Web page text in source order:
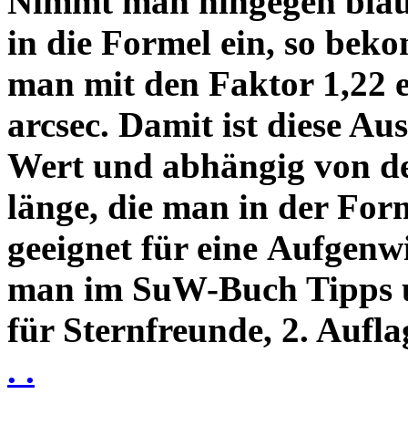
in die Formel ein, so
man mit den Faktor 1,22
arcsec. Damit ist diese
Wert und abhängig von
länge, die man in der
geeignet für eine
man im SuW-Buch Tipps
für Sternfreunde, 2.
. .